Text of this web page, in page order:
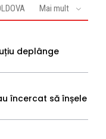
Mai mult
deplânge
încercat să înșele